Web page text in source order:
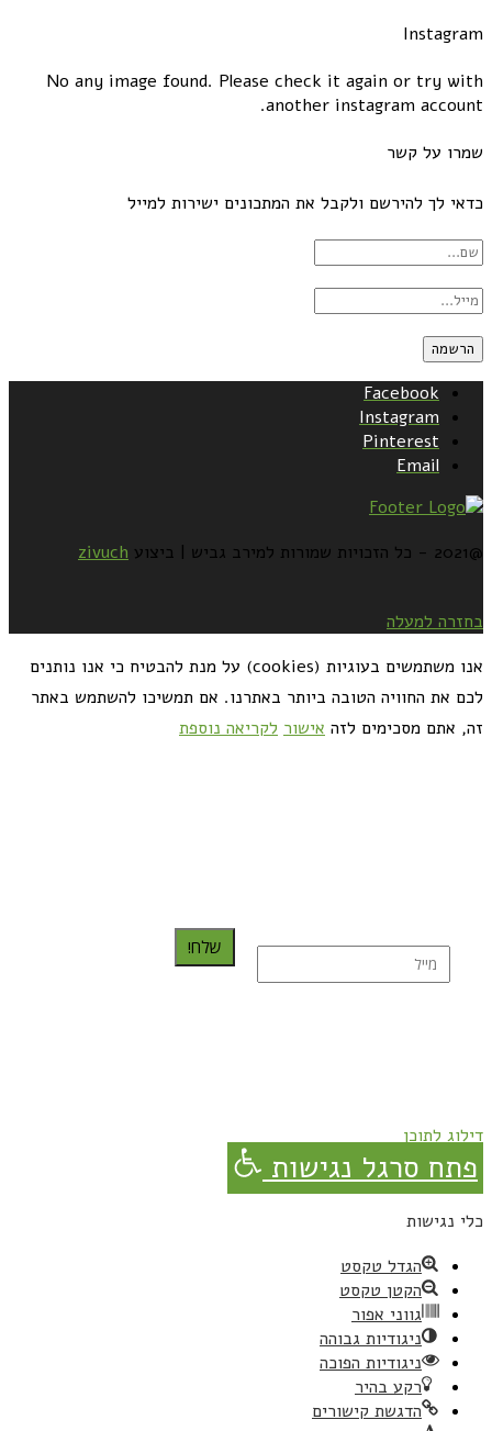
Instagram
No any image found. Please check it again or try with
another instagram account.
שמרו על קשר
כדאי לך להירשם ולקבל את המתכונים ישירות למייל
Facebook
Instagram
Pinterest
Email
@2021 - כל הזכויות שמורות למירב גביש | ביצוע zivuch
בחזרה למעלה
אנו משתמשים בעוגיות (cookies) על מנת להבטיח כי אנו נותנים
לכם את החוויה הטובה ביותר באתרנו. אם תמשיכו להשתמש באתר
זה, אתם מסכימים לזה אישור לקריאה נוספת
שלח!
דילוג לתוכן
פתח סרגל נגישות
כלי נגישות
הגדל טקסט
הקטן טקסט
גווני אפור
ניגודיות גבוהה
ניגודיות הפוכה
רקע בהיר
הדגשת קישורים